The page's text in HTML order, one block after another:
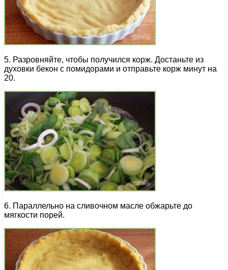
5. Разровняйте, чтобы получился корж. Достаньте из
духовки бекон с помидорами и отправьте корж минут на
20.
6. Параллельно на сливочном масле обжарьте до
мягкости порей.